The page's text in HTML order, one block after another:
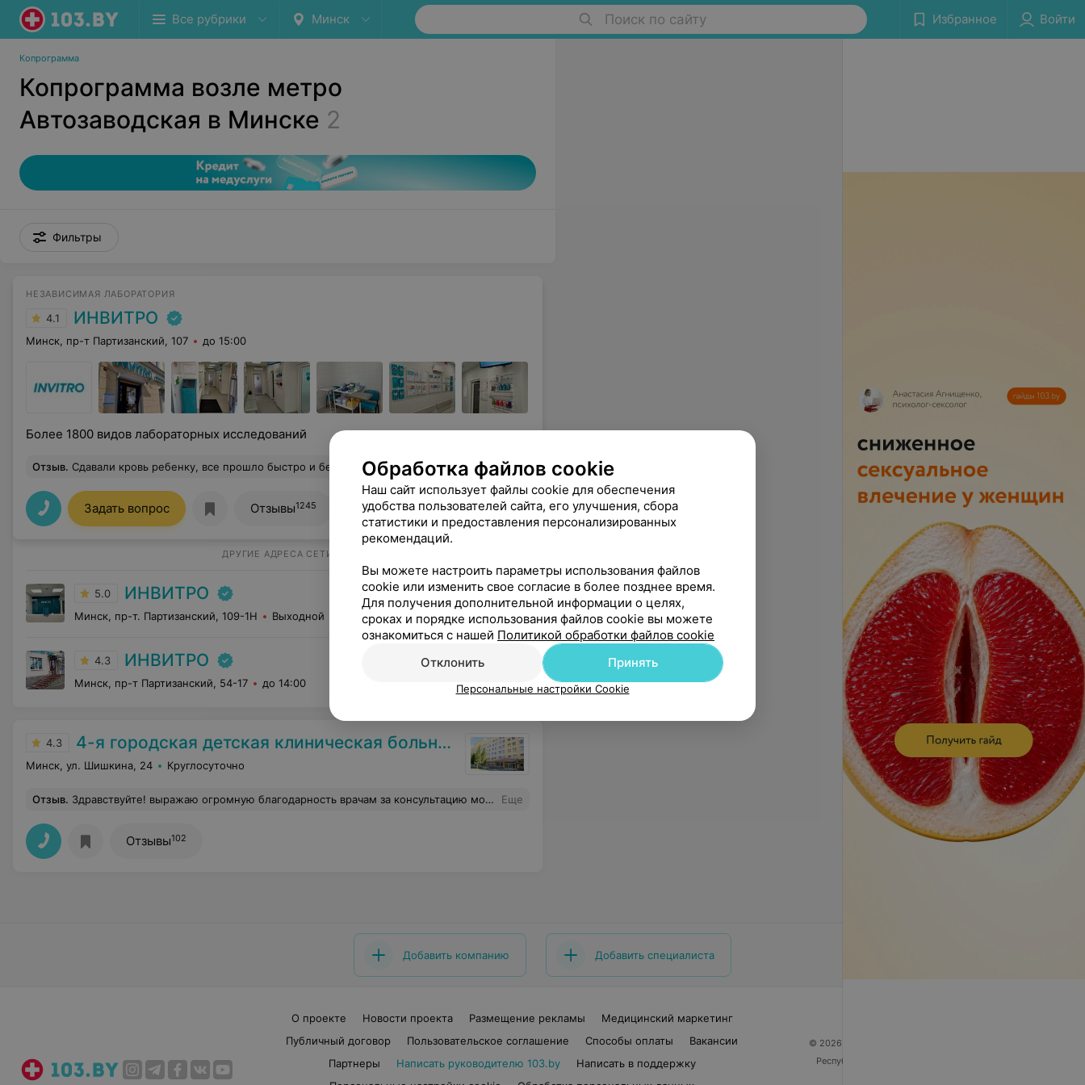
Все рубрики Минск Поиск по сайту Избранное Войти
Копрограмма
Копрограмма возле метро
Автозаводская в Минске 2
Фильтры
НЕЗАВИСИМАЯ ЛАБОРАТОРИЯ
4.1 ИНВИТРО
Минск, пр-т Партизанский, 107 до 15:00
Более 1800 видов лабораторных исследований
Отзыв. Сдавали кровь ребенку, все прошло быстро и безболезненно. Получили вкусняшку. Вернёмся ещё. Еще
Задать вопрос Отзывы1245 Все адреса
ДРУГИЕ АДРЕСА СЕТИ
5.0 ИНВИТРО
Минск, пр-т. Партизанский, 109-1Н Выходной
4.3 ИНВИТРО
Минск, пр-т Партизанский, 54-17 до 14:00
4.3 4-я городская детская клиническая больница
Минск, ул. Шишкина, 24 Круглосуточно
Отзыв. Здравствуйте! выражаю огромную благодарность врачам за консультацию моей дочери Пригара Алины по челюсти и назначенного ей лечения, Весь мед.персонал который нам встретился на пути в коридорах был доброжелательный, общительный, вежливый, врачи внимательные и сразу видно . что профессионалы. за что им большое спасибо. Еще
Отзывы102
Добавить компанию Добавить специалиста
О проекте Новости проекта Размещение рекламы
Медицинский маркетинг
Публичный договор
Пользовательское соглашение Способы оплаты
Вакансии
Партнеры
Написать руководителю 103.by
Написать в поддержку
© 2026 ООО «Артокс Лаб», УНП 191700409
Республика Беларусь, г. Минск, улица Толбухина, 2,
Обработка файлов cookie
Наш сайт использует файлы cookie для обеспечения
удобства пользователей сайта, его улучшения, сбора
статистики и предоставления персонализированных
рекомендаций.
Вы можете настроить параметры использования файлов
cookie или изменить свое согласие в более позднее время.
Для получения дополнительной информации о целях,
сроках и порядке использования файлов cookie вы можете
ознакомиться с нашей Политикой обработки файлов cookie
Отклонить
Принять
Персональные настройки Cookie